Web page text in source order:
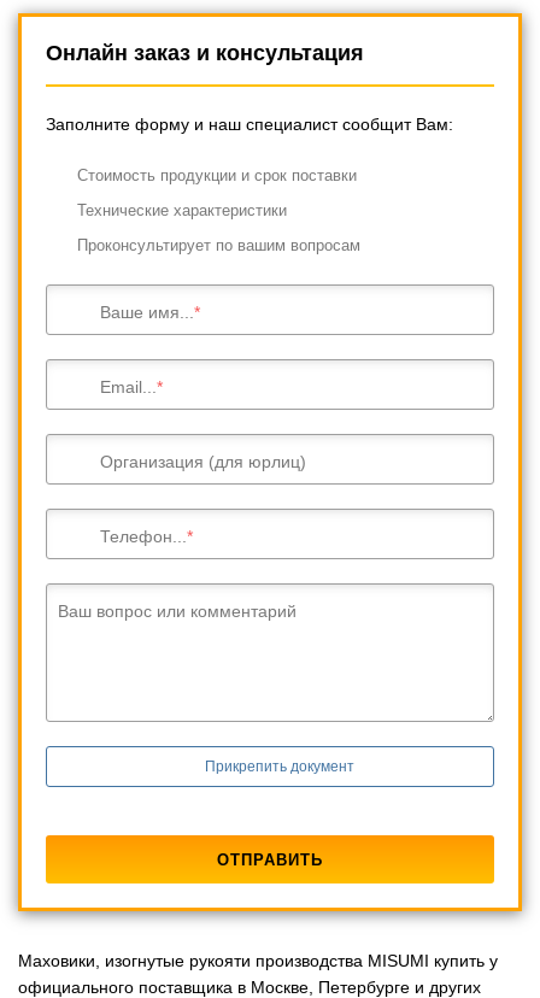
Онлайн заказ и консультация
Заполните форму и наш специалист сообщит Вам:
Cтоимость продукции и срок поставки
Технические характеристики
Проконсультирует по вашим вопросам
Ваше имя...
Email...
Организация (для юрлиц)
Телефон...
Ваш вопрос или комментарий
Прикрепить документ
Маховики, изогнутые рукояти производства MISUMI купить у
официального поставщика в Москве, Петербурге и других